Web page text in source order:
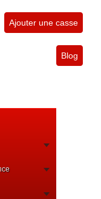
Ajouter une casse
Blog